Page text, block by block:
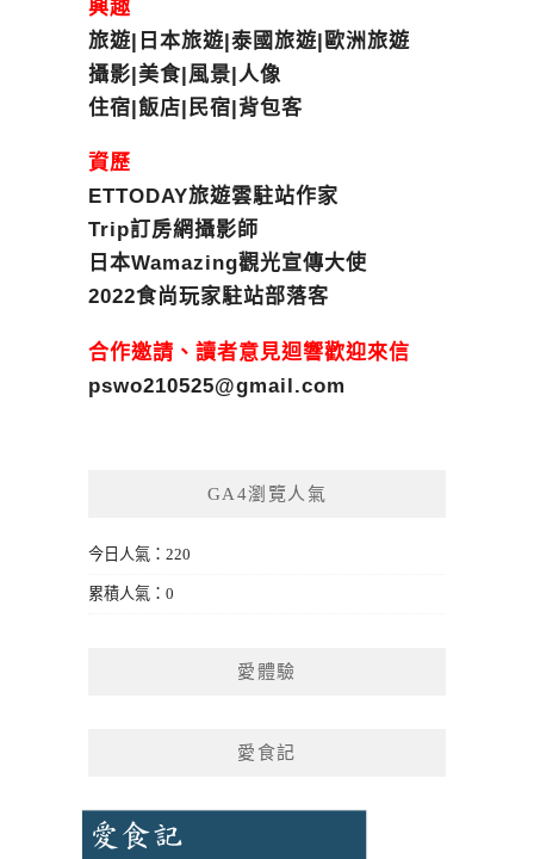
興趣
旅遊|日本旅遊|泰國旅遊|歐洲旅遊
攝影|美食|風景|人像
住宿|飯店|民宿|背包客
資歷
ETTODAY旅遊雲駐站作家
Trip訂房網攝影師
日本Wamazing觀光宣傳大使
2022食尚玩家駐站部落客
合作邀請、讀者意見迴響歡迎來信
pswo210525@gmail.com
GA4瀏覽人氣
今日人氣：220
累積人氣：0
愛體驗
愛食記